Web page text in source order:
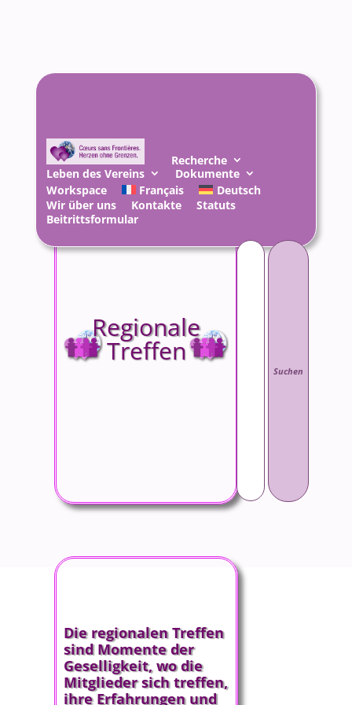
Recherche
Leben des Vereins
Dokumente
Workspace
Français
Deutsch
Wir über uns
Kontakte
Statuts
Beitrittsformular
Suchen
nach:
Regionale
Treffen
Die regionalen Treffen
sind Momente der
Geselligkeit, wo die
Mitglieder sich treffen,
ihre Erfahrungen und